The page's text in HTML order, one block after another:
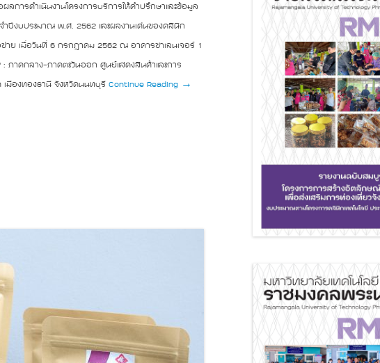
ผลการดำเนินงานโครงการบริการให้คำปรึกษาและข้อมูล
จำปีงบประมาณ พ.ศ. 2562 และผลงานเด่นของคลินิก
ข่าย เมื่อวันที่ 6 กรกฎาคม 2562 ณ อาคารชาเลนเจอร์ 1
: ภาคกลาง-ภาคตะวันออก ศูนย์แสดงสินค้าและการ
เมืองทองธานี จังหวัดนนทบุรี Continue Reading →